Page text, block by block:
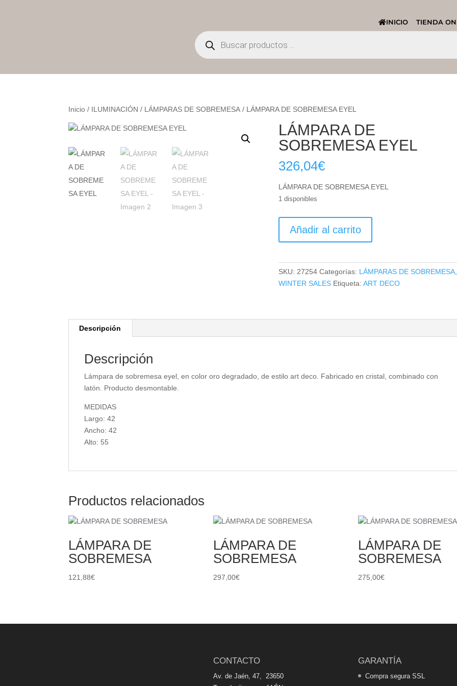
INICIO
TIENDA
Búsqueda
de
productos
Inicio / ILUMINACIÓN / LÁMPARAS DE SOBREMESA / LÁMPARA DE SOBREMESA EYEL
LÁMPARA DE
SOBREMESA EYEL
326,04€
LÁMPARA DE SOBREMESA EYEL
1 disponibles
cantidad
Añadir al carrito
SKU: 27254 Categorías: LÁMPARAS DE SOBREMESA
WINTER SALES Etiqueta:ART DECO
Descripción
Descripción
Lámpara de sobremesa eyel, en color oro degradado, de estilo art deco. Fabricado en cristal, combinado con
latón. Producto desmontable.
MEDIDAS
Largo: 42
Ancho: 42
Alto: 55
Productos relacionados
LÁMPARA DE
SOBREMESA
121,88€
LÁMPARA DE
SOBREMESA
297,00€
LÁMPARA DE
SOBREMESA
275,00€
CONTACTO
Av. de Jaén, 47, 23650
GARANTÍA
Compra segura SSL